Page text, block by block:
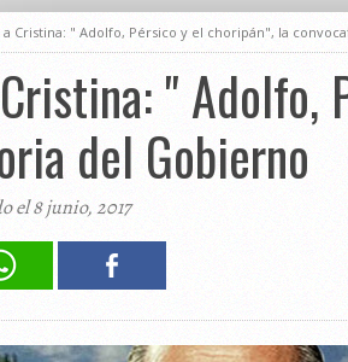
a Cristina: " Adolfo, Pérsico y el choripán", la
" Adolfo,
del Gobierno
el 8 junio, 2017